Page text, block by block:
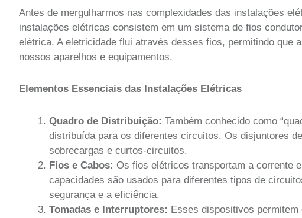
Antes de mergulharmos nas complexidades das instalações
instalações elétricas consistem em um sistema de fios
elétrica. A eletricidade flui através desses fios, permitindo que
nossos aparelhos e equipamentos.
Elementos Essenciais das Instalações Elétricas
Quadro de Distribuição: Também conhecido como
distribuída para os diferentes circuitos. Os disjuntores
sobrecargas e curtos-circuitos.
Fios e Cabos: Os fios elétricos transportam a corrente
capacidades são usados para diferentes tipos de
segurança e a eficiência.
Tomadas e Interruptores: Esses dispositivos